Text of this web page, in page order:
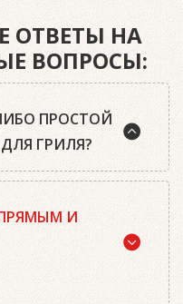
ОТВЕТЫ НА
ВОПРОСЫ:
ПРОСТОЙ
ГРИЛЯ?
или угольные
а также наш
или брикетов,
И